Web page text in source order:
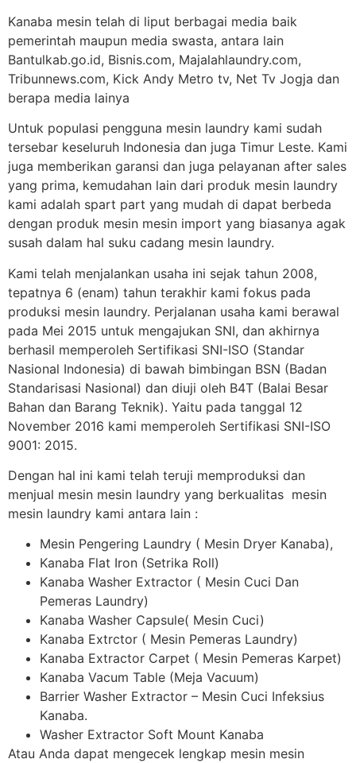
Kanaba mesin telah di liput berbagai media baik
pemerintah maupun media swasta, antara lain
Bantulkab.go.id, Bisnis.com, Majalahlaundry.com,
Tribunnews.com, Kick Andy Metro tv, Net Tv Jogja dan
berapa media lainya
Untuk populasi pengguna mesin laundry kami sudah
tersebar keseluruh Indonesia dan juga Timur Leste. Kami
juga memberikan garansi dan juga pelayanan after sales
yang prima, kemudahan lain dari produk mesin laundry
kami adalah spart part yang mudah di dapat berbeda
dengan produk mesin mesin import yang biasanya agak
susah dalam hal suku cadang mesin laundry.
Kami telah menjalankan usaha ini sejak tahun 2008,
tepatnya 6 (enam) tahun terakhir kami fokus pada
produksi mesin laundry. Perjalanan usaha kami berawal
pada Mei 2015 untuk mengajukan SNI, dan akhirnya
berhasil memperoleh Sertifikasi SNI-ISO (Standar
Nasional Indonesia) di bawah bimbingan BSN (Badan
Standarisasi Nasional) dan diuji oleh B4T (Balai Besar
Bahan dan Barang Teknik). Yaitu pada tanggal 12
November 2016 kami memperoleh Sertifikasi SNI-ISO
9001: 2015.
Dengan hal ini kami telah teruji memproduksi dan
menjual mesin mesin laundry yang berkualitas mesin
mesin laundry kami antara lain :
Mesin Pengering Laundry ( Mesin Dryer Kanaba),
Kanaba Flat Iron (Setrika Roll)
Kanaba Washer Extractor ( Mesin Cuci Dan
Pemeras Laundry)
Kanaba Washer Capsule( Mesin Cuci)
Kanaba Extrctor ( Mesin Pemeras Laundry)
Kanaba Extractor Carpet ( Mesin Pemeras Karpet)
Kanaba Vacum Table (Meja Vacuum)
Barrier Washer Extractor – Mesin Cuci Infeksius
Kanaba.
Washer Extractor Soft Mount Kanaba
Atau Anda dapat mengecek lengkap mesin mesin